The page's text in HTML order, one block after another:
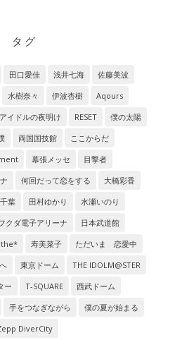
タグ
田口愛佳 浅井七海
佐藤美波
水樹奈々 伊波杏樹
Aqours
アイドルの夜明け RESET
僕の太陽
両国国技館
ここからだ
幕張メッセ
目撃者
何回だって恋をする
大橋彩香
葉
田村ゆかり
水瀬いのり
クダ電子アリーナ
日本武道館
寿美菜子
ただいま 恋愛中
東京ドーム
THE IDOLM@STER
ー
T-SQUARE
西武ドーム
手をつなぎながら
僕の夏が始まる
DiverCity